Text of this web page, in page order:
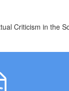
Criticism in the